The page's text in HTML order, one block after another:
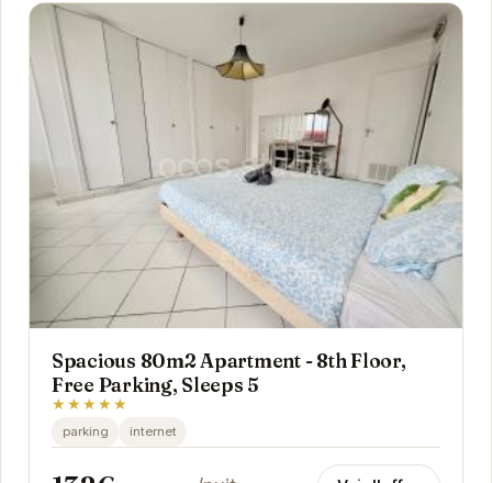
Spacious 80m2 Apartment - 8th Floor,
Free Parking, Sleeps 5
★★★★★
parking internet